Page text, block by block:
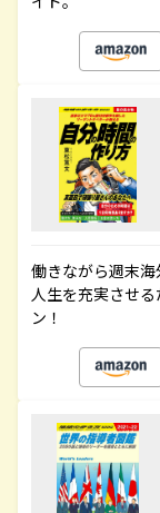
働きながら週末海
人生を充実させ
ン！